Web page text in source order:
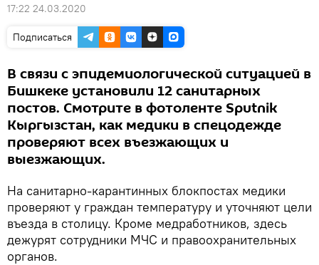
17:22 24.03.2020
Подписаться
В связи с эпидемиологической ситуацией в
Бишкеке установили 12 санитарных
постов. Смотрите в фотоленте Sputnik
Кыргызстан, как медики в спецодежде
проверяют всех въезжающих и
выезжающих.
На санитарно-карантинных блокпостах медики
проверяют у граждан температуру и уточняют цели
въезда в столицу. Кроме медработников, здесь
дежурят сотрудники МЧС и правоохранительных
органов.